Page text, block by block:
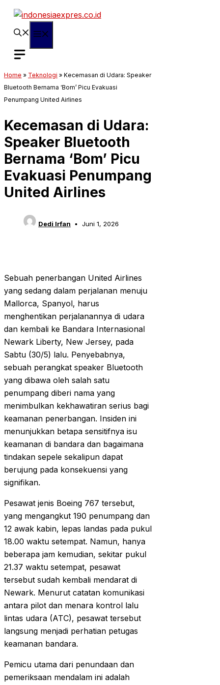
Langsung
Home » Teknologi » Kecemasan di Udara: Speaker
Bluetooth Bernama ‘Bom’ Picu Evakuasi
Penumpang United Airlines
Kecemasan di Udara:
Speaker Bluetooth
Bernama ‘Bom’ Picu
Evakuasi Penumpang
United Airlines
Dedi Irfan Juni 1, 2026
Sebuah penerbangan United Airlines
yang sedang dalam perjalanan menuju
Mallorca, Spanyol, harus
menghentikan perjalanannya di udara
dan kembali ke Bandara Internasional
Newark Liberty, New Jersey, pada
Sabtu (30/5) lalu. Penyebabnya,
sebuah perangkat speaker Bluetooth
yang dibawa oleh salah satu
penumpang diberi nama yang
menimbulkan kekhawatiran serius bagi
keamanan penerbangan. Insiden ini
menunjukkan betapa sensitifnya isu
keamanan di bandara dan bagaimana
tindakan sepele sekalipun dapat
berujung pada konsekuensi yang
signifikan.
Pesawat jenis Boeing 767 tersebut,
yang mengangkut 190 penumpang dan
12 awak kabin, lepas landas pada pukul
18.00 waktu setempat. Namun, hanya
beberapa jam kemudian, sekitar pukul
21.37 waktu setempat, pesawat
tersebut sudah kembali mendarat di
Newark. Menurut catatan komunikasi
antara pilot dan menara kontrol lalu
lintas udara (ATC), pesawat tersebut
langsung menjadi perhatian petugas
keamanan bandara.
Pemicu utama dari penundaan dan
pemeriksaan mendalam ini adalah